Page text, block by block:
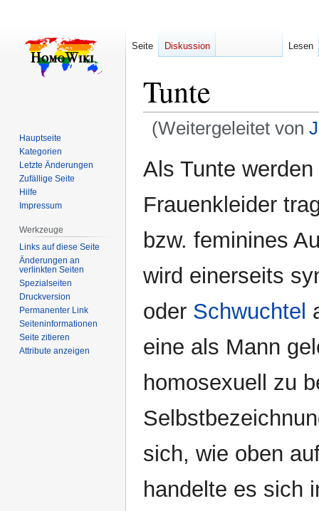
Tunte
(Weitergeleitet von
Navigation
Suche
Als Tunte
Frauenkleider
bzw. feminines
wird einerseits
oder Schwuchtel
eine als Mann
homosexuell zu
sich, wie oben
handelte es sich
Seite Diskussion Lesen
Hauptseite
Kategorien
Letzte Änderungen
Zufällige Seite
Hilfe
Impressum
Werkzeuge
Links auf diese Seite
Änderungen an
verlinkten Seiten
Spezialseiten
Druckversion
Permanenter Link
Seiten­­informationen
Seite zitieren
Attribute anzeigen